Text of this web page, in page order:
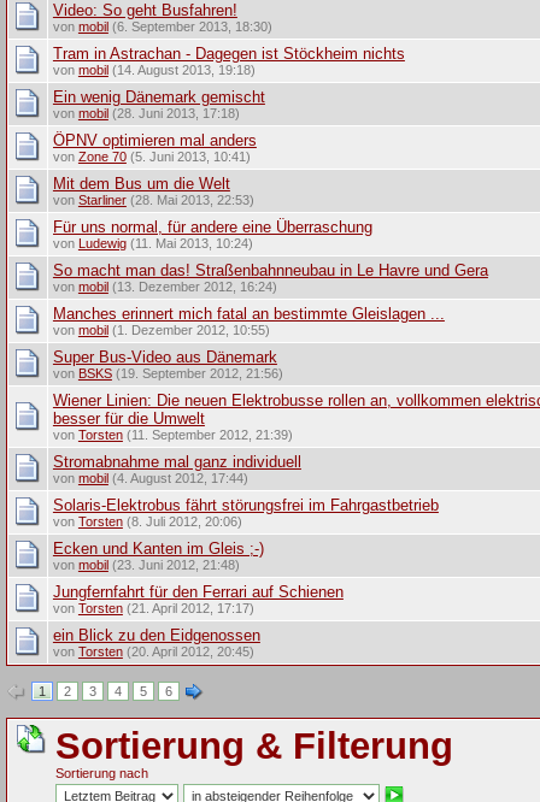
Video: So geht Busfahren!
von mobil (6. September 2013, 18:30)
Tram in Astrachan - Dagegen ist Stöckheim nichts
von mobil (14. August 2013, 19:18)
Ein wenig Dänemark gemischt
von mobil (28. Juni 2013, 17:18)
ÖPNV optimieren mal anders
von Zone 70(5. Juni 2013, 10:41)
Mit dem Bus um die Welt
von Starliner(28. Mai 2013, 22:53)
Für uns normal, für andere eine Überraschung
von Ludewig(11. Mai 2013, 10:24)
So macht man das! Straßenbahnneubau in Le Havre und Gera
von mobil (13. Dezember 2012, 16:24)
Manches erinnert mich fatal an bestimmte Gleislagen ...
von mobil (1. Dezember 2012, 10:55)
Super Bus-Video aus Dänemark
von BSKS(19. September 2012, 21:56)
Wiener Linien: Die neuen Elektrobusse rollen an, vollkommen
besser für die Umwelt
von Torsten(11. September 2012, 21:39)
Stromabnahme mal ganz individuell
von mobil (4. August 2012, 17:44)
Solaris-Elektrobus fährt störungsfrei im Fahrgastbetrieb
von Torsten(8. Juli 2012, 20:06)
Ecken und Kanten im Gleis ;-)
von mobil (23. Juni 2012, 21:48)
Jungfernfahrt für den Ferrari auf Schienen
von Torsten(21. April 2012, 17:17)
ein Blick zu den Eidgenossen
von Torsten(20. April 2012, 20:45)
1 2 3 4 5 6
Sortierung & Filterung
Sortierung nach